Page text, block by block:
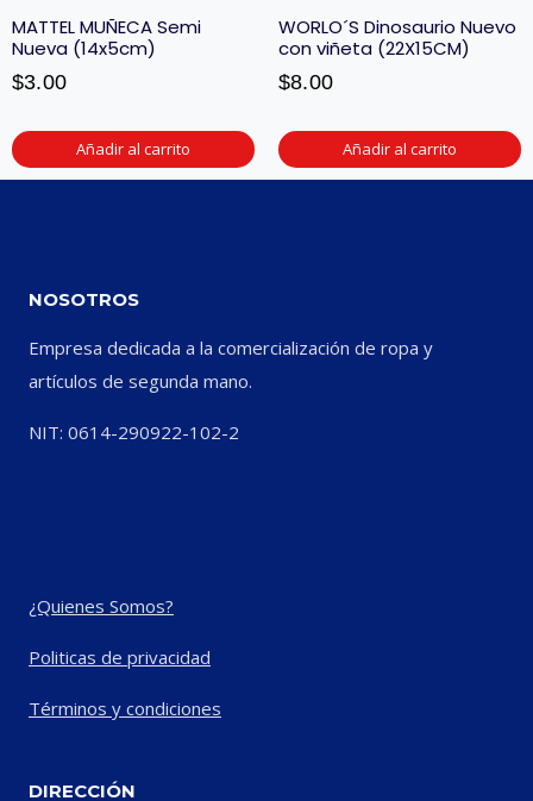
MATTEL MUÑECA Semi
Nueva (14x5cm)
$3.00
Añadir al carrito
WORLO´S Dinosaurio Nuevo
con viñeta (22X15CM)
$8.00
Añadir al carrito
NOSOTROS
Empresa dedicada a la comercialización de ropa y
artículos de segunda mano.
NIT: 0614-290922-102-2
¿Quienes Somos?
Politicas de privacidad
Términos y condiciones
DIRECCIÓN